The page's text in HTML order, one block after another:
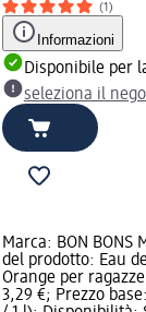
(1)
Informazioni
Disponibile per
seleziona il
Marca: BON BONS
del prodotto: Eau
Orange per
3,29 €; Prezzo